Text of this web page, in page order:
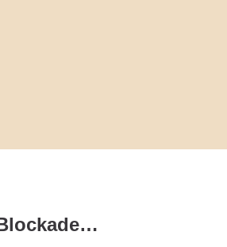
Wie erkenne ich psychologische Blockaden beim Vorsorgethema?